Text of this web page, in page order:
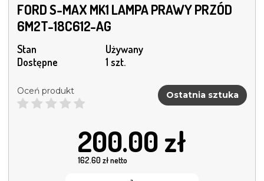
FORD S-MAX MK1 LAMPA PRAWY PRZÓD
6M2T-18C612-AG
Stan
Używany
Dostępne
1 szt.
Oceń produkt Ostatnia sztuka
200.00 zł
162.60zł netto